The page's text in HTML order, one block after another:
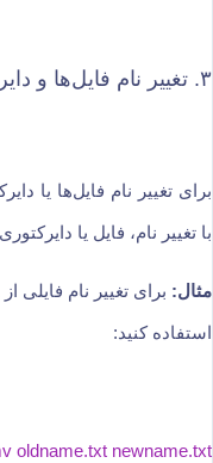
۳. تغییر نام فایل‌ها و دایرکتوری‌ها
با تغییر نام، فایل یا
مثال:
استفاده کنید:
oldname.txt newname.txt